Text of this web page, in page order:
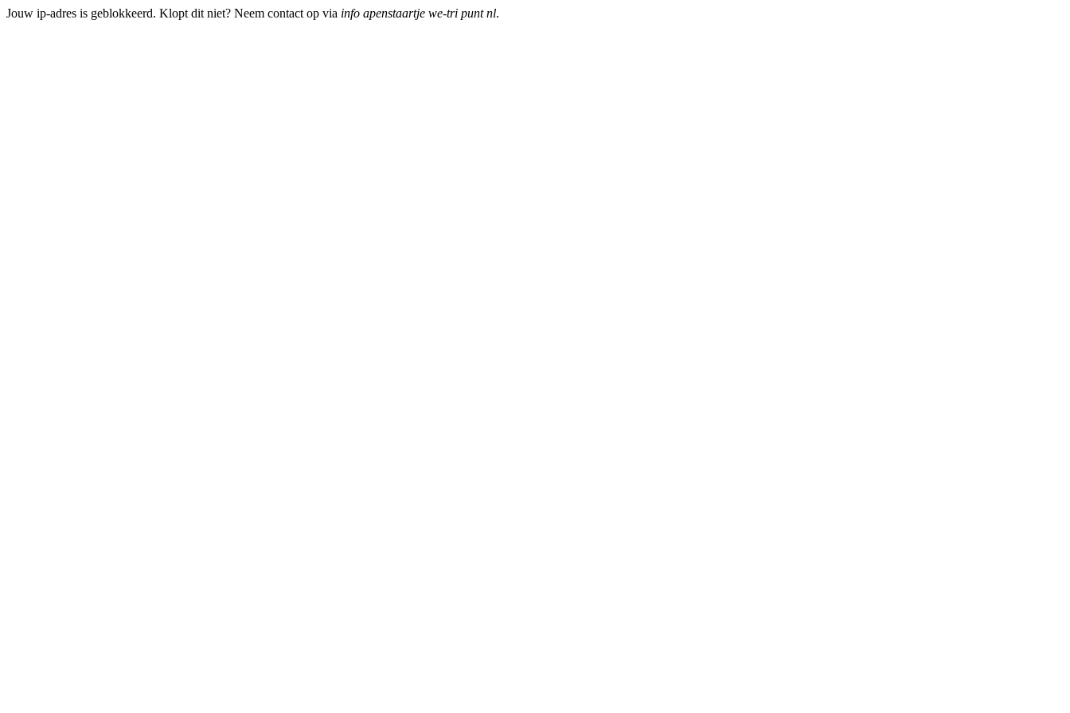
Jouw ip-adres is geblokkeerd. Klopt dit niet? Neem contact op via info apenstaartje we-tri punt nl.